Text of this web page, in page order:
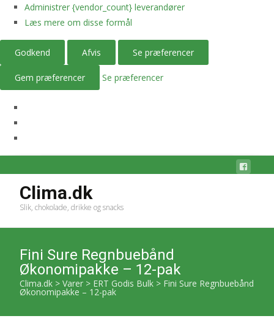
Administrer {vendor_count} leverandører
Læs mere om disse formål
Godkend Afvis Se præferencer
Gem præferencer Se præferencer
Clima.dk
Slik, chokolade, drikke og snacks
Fini Sure Regnbuebånd
Økonomipakke – 12-pak
Clima.dk > Varer > ERT Godis Bulk > Fini Sure Regnbuebånd
Økonomipakke – 12-pak